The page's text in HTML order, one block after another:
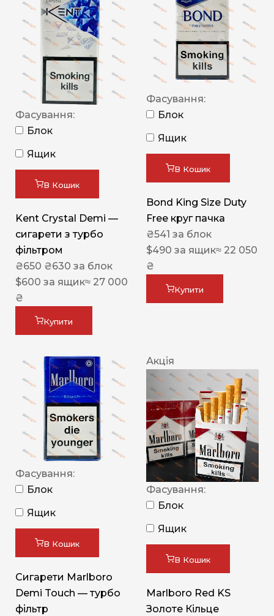
Фасування:
Блок
Ящик
В Кошик
Kent Crystal Demi —
сигарети з турбо
фільтром
₴650 ₴630 за блок
$600 за ящик≈ 27 000
₴
Купити
Фасування:
Блок
Ящик
В Кошик
Bond King Size Duty
Free круг пачка
₴541 за блок
$490 за ящик≈ 22 050
₴
Купити
Фасування:
Блок
Ящик
В Кошик
Сигарети Marlboro
Demi Touch — турбо
фільтр
Акція
Фасування:
Блок
Ящик
В Кошик
Marlboro Red KS
Золоте Кільце